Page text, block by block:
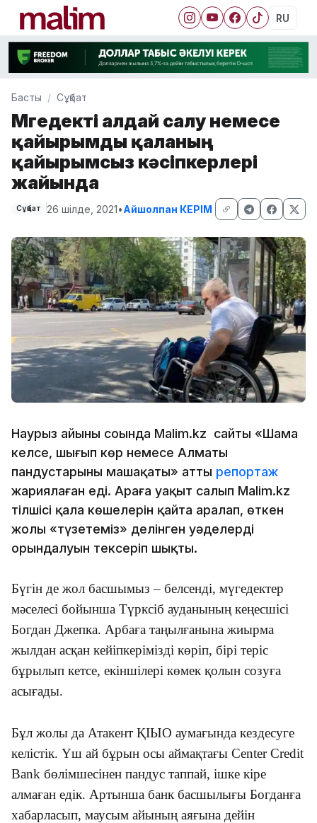
RU
Басты Сұқбат
Мүгедекті алдай салу немесе
қайырымды қаланың
қайырымсыз кәсіпкерлері
жайында
Сұқбат 26 шілде, 2021•Айшолпан КЕРІМ
Наурыз айының соңында Malim.kz сайты «Шамаң
келсе, шығып көр немесе Алматы
пандустарының машақаты» атты репортаж
жариялаған еді. Араға уақыт салып Malim.kz
тілшісі қала көшелерін қайта аралап, өткен
жолы «түзетеміз» делінген уәделердің
орындалуын тексеріп шықты.
Бүгін де жол басшымыз – белсенді, мүгедектер
мәселесі бойынша Түрксіб ауданының кеңесшісі
Богдан Джепка. Арбаға таңылғанына жиырма
жылдан асқан кейіпкерімізді көріп, бірі теріс
бұрылып кетсе, екіншілері көмек қолын созуға
асығады.
Бұл жолы да Атакент ҚІЫО аумағында кездесуге
келістік. Үш ай бұрын осы аймақтағы Center Credit
Bank бөлімшесінен пандус таппай, ішке кіре
алмаған едік. Артынша банк басшылығы Богданға
хабарласып, маусым айының аяғына дейін